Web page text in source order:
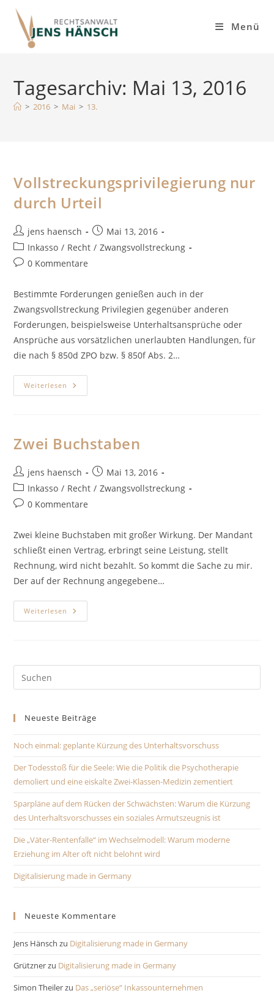
springen
Zum
Inhalt
springen
Menü
Tagesarchiv: Mai 13, 2016
> 2016 > Mai > 13.
Vollstreckungsprivilegierung nur
durch Urteil
Beitrags-
Autor:
jens haensch
Beitrag
veröffentlicht:
Mai 13, 2016
Beitrags-
Kategorie:
Inkasso / Recht / Zwangsvollstreckung
Beitrags-
0 Kommentare
Bestimmte Forderungen genießen auch in der
Zwangsvollstreckung Privilegien gegenüber anderen
Forderungen, beispielsweise Unterhaltsansprüche oder
Ansprüche aus vorsätzlichen unerlaubten Handlungen, für
die nach § 850d ZPO bzw. § 850f Abs. 2…
Weiterlesen Vollstreckungsprivilegierung
Nur
Zwei Buchstaben
Beitrags-
Autor:
jens haensch
Beitrag
veröffentlicht:
Mai 13, 2016
Beitrags-
Kategorie:
Inkasso / Recht / Zwangsvollstreckung
Beitrags-
0 Kommentare
Zwei kleine Buchstaben mit großer Wirkung. Der Mandant
schließt einen Vertrag, erbringt seine Leistung, stellt
Rechnung, wird nicht bezahlt. So kommt die Sache zu mir.
Der auf der Rechnung angegebene…
Weiterlesen Zwei
Buchstaben
Neueste Beiträge
Noch einmal: geplante Kürzung des Unterhaltsvorschuss
Der Todesstoß für die Seele: Wie die Politik die Psychotherapie
demoliert und eine eiskalte Zwei-Klassen-Medizin zementiert
Sparpläne auf dem Rücken der Schwächsten: Warum die Kürzung
des Unterhaltsvorschusses ein soziales Armutszeugnis ist
Die „Väter-Rentenfalle“ im Wechselmodell: Warum moderne
Erziehung im Alter oft nicht belohnt wird
Digitalisierung made in Germany
Neueste Kommentare
Jens Hänsch zu Digitalisierung made in Germany
Grütznerzu Digitalisierung made in Germany
Simon Theilerzu Das „seriöse“ Inkassounternehmen